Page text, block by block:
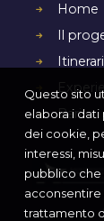
Home
Il
Itinerari
Bari
Questo sito
elabora i dati
dei cookie,
interessi,
pubblico che
acconsentire
trattamento